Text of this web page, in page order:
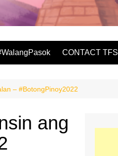
CONTACT TFS
– #BotongPinoy2022
ang